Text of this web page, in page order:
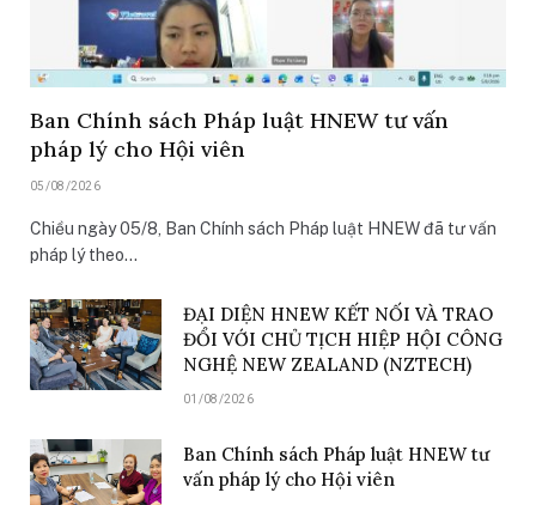
Ban Chính sách Pháp luật HNEW tư vấn
pháp lý cho Hội viên
05/08/2026
Chiều ngày 05/8, Ban Chính sách Pháp luật HNEW đã tư vấn
pháp lý theo…
ĐẠI DIỆN HNEW KẾT NỐI VÀ TRAO
ĐỔI VỚI CHỦ TỊCH HIỆP HỘI CÔNG
NGHỆ NEW ZEALAND (NZTECH)
01/08/2026
Ban Chính sách Pháp luật HNEW tư
vấn pháp lý cho Hội viên